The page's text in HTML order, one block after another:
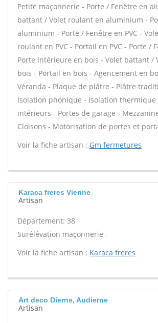
Petite maçonnerie - Porte / Fenêtre en
battant / Volet roulant en aluminium -
aluminium - Porte / Fenêtre en PVC -
roulant en PVC - Portail en PVC - Porte /
Porte intérieure en bois - Volet battant /
bois - Portail en bois - Agencement en
Véranda - Plaque de plâtre - Plâtre
Isolation phonique - Isolation thermique
intérieurs - Portes de garage -
Cloisons - Motorisation de portes et
Voir la fiche artisan : Gm fermetures
Karaca freres Vienne
Artisan
Département: 38
Surélévation maçonnerie -
Voir la fiche artisan : Karaca freres
Art deco Dierne, Audierne
Artisan